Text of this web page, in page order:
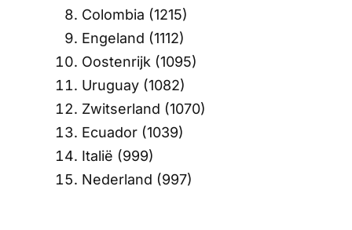
Colombia (1215)
Engeland (1112)
Oostenrijk (1095)
Uruguay (1082)
Zwitserland (1070)
Ecuador (1039)
Italië (999)
Nederland (997)